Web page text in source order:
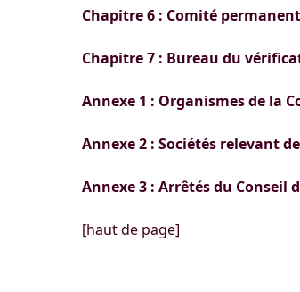
Chapitre 6 : Comité
Chapitre 7 : Bureau du
Annexe 1 : Organismes de la
Annexe 2 : Sociétés relevant
Annexe 3 : Arrêtés du Conseil
[haut de page]